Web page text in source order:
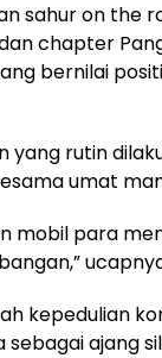
sahur on the
chapter
bernilai
yang rutin
umat
mobil para
kepedulian
ajang